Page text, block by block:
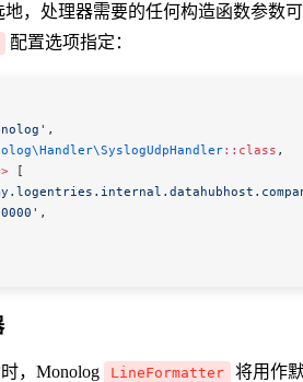
，处理器需要的任何构造函数参数
配置选项指定：
,
SyslogUdpHandler:: class ,
[
,
，Monolog LineFormatter
将用作